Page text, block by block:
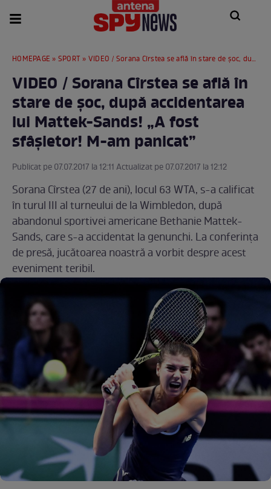
HOMEPAGE » SPORT » VIDEO / Sorana Cîrstea se află în stare de şoc, după accidentarea lui Mattek-Sands! „A fost sfâşietor! M-am panicat”
VIDEO / Sorana Cîrstea se află în
stare de şoc, după accidentarea
lui Mattek-Sands! „A fost
sfâşietor! M-am panicat”
Publicat pe 07.07.2017 la 12:11 Actualizat pe 07.07.2017 la 12:12
Sorana Cîrstea (27 de ani), locul 63 WTA, s-a calificat
în turul III al turneului de la Wimbledon, după
abandonul sportivei americane Bethanie Mattek-
Sands, care s-a accidentat la genunchi. La conferinţa
de presă, jucătoarea noastră a vorbit despre acest
eveniment teribil.